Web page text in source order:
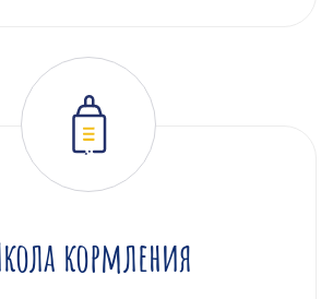
кормления